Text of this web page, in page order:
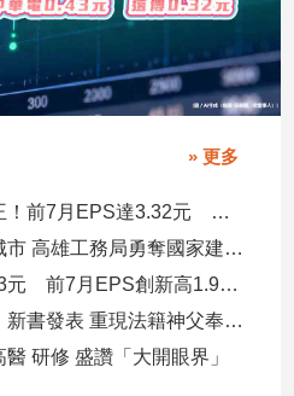
» 更多
台灣大蟬聯電信獲利王！前7月EPS達3.32元 中華電3.11、遠傳2.46元
打造更具競爭力宜居城市 高雄工務局勇奪國家建築界9大獎
永豐金7月EPS自結0.3元 前7月EPS創新高1.96元！
科博館《走徑東海岸》新書發表 重現法籍神父奉獻足跡與歷史日記
研修 盛讚「大開眼界」